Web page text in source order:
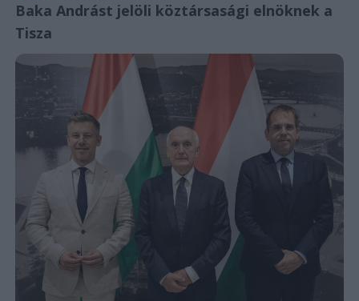
Baka Andrást jelöli köztársasági elnöknek a
Tisza